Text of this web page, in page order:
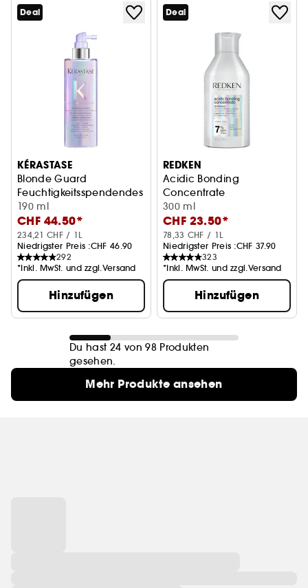
Deal
KÉRASTASE
Blonde Guard
Feuchtigkeitsspendendes Schutzschild Leave-in
190 ml
CHF 44.50*
234,21 CHF / 1L
Niedrigster Preis :CHF 46.90
292
*Inkl. MwSt. und zzgl.Versand
Hinzufügen
Deal
REDKEN
Acidic Bonding
Concentrate
Shampoo
300 ml
CHF 23.50*
78,33 CHF / 1L
Niedrigster Preis :CHF 37.90
323
*Inkl. MwSt. und zzgl.Versand
Hinzufügen
Du hast 24 von 98 Produkten
gesehen.
Mehr Produkte ansehen